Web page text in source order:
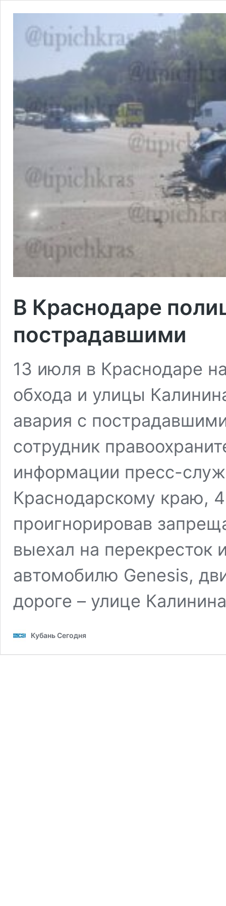
В Краснодаре
пострадавшими
13 июля в Краснодаре
обхода и улицы
авария с
сотрудник
информации пресс-
Краснодарскому краю,
проигнорировав
выехал на перекресток
автомобилю Genesis,
дороге – улице
Кубань Сегодня